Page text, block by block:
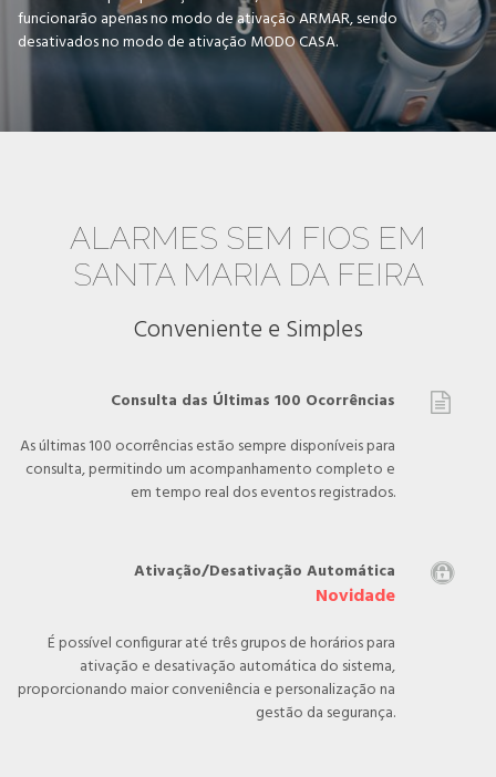
funcionarão apenas no modo de ativação ARMAR, sendo
desativados no modo de ativação MODO CASA.
ALARMES SEM FIOS EM
SANTA MARIA DA FEIRA
Conveniente e Simples
Consulta das Últimas 100 Ocorrências
As últimas 100 ocorrências estão sempre disponíveis para
consulta, permitindo um acompanhamento completo e
em tempo real dos eventos registrados.

Ativação/Desativação Automática
Novidade
É possível configurar até três grupos de horários para
ativação e desativação automática do sistema,
proporcionando maior conveniência e personalização na
gestão da segurança.
